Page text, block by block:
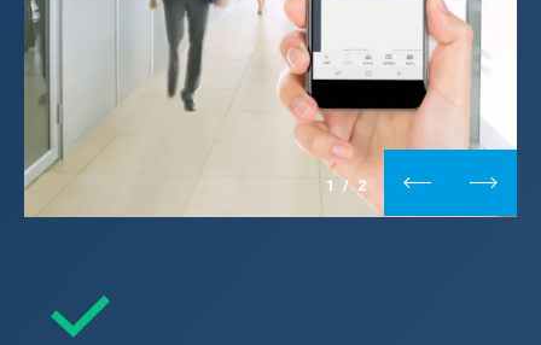
1 / 2